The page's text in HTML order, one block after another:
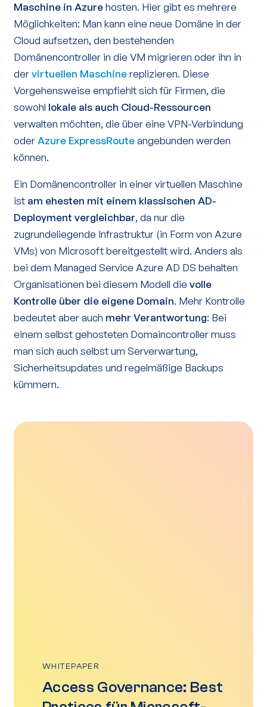
Maschine in Azurehosten. Hier gibt es mehrere
Möglichkeiten: Man kann eine neue Domäne in der
Cloud aufsetzen, den bestehenden
Domänencontroller in die VM migrieren oder ihn in
dervirtuellen Maschinereplizieren. Diese
Vorgehensweise empfiehlt sich für Firmen, die
sowohl lokale als auch Cloud-Ressourcen
verwalten möchten, die über eine VPN-Verbindung
oder Azure ExpressRouteangebunden werden
können.
Ein Domänencontroller in einer virtuellen Maschine
ist am ehesten mit einem klassischen AD-
Deployment vergleichbar, da nur die
zugrundeliegende Infrastruktur (in Form von Azure
VMs) von Microsoft bereitgestellt wird. Anders als
bei dem Managed Service Azure AD DS behalten
Organisationen bei diesem Modell die volle
Kontrolle über die eigene Domain. Mehr Kontrolle
bedeutet aber auch mehr Verantwortung: Bei
einem selbst gehosteten Domaincontroller muss
man sich auch selbst um Serverwartung,
Sicherheitsupdates und regelmäßige Backups
kümmern.
WHITEPAPER
Access Governance: Best